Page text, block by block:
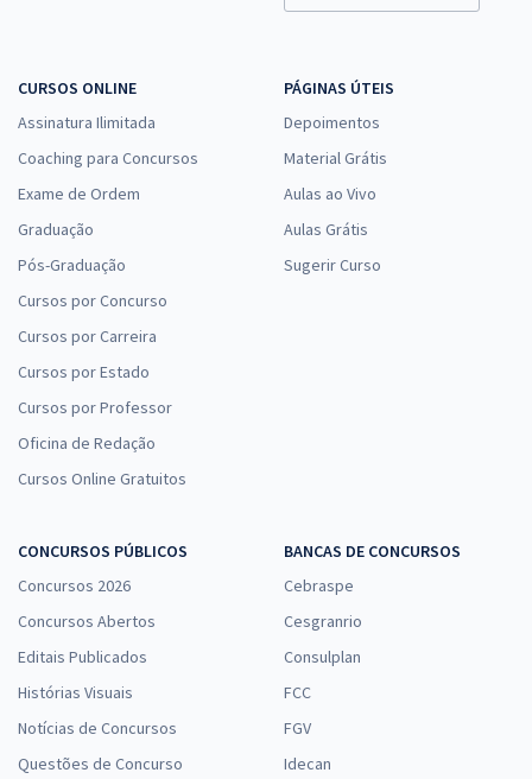
CURSOS ONLINE
Assinatura Ilimitada
Coaching para Concursos
Exame de Ordem
Graduação
Pós-Graduação
Cursos por Concurso
Cursos por Carreira
Cursos por Estado
Cursos por Professor
Oficina de Redação
Cursos Online Gratuitos
PÁGINAS ÚTEIS
Depoimentos
Material Grátis
Aulas ao Vivo
Aulas Grátis
Sugerir Curso
CONCURSOS PÚBLICOS
Concursos 2026
Concursos Abertos
Editais Publicados
Histórias Visuais
Notícias de Concursos
Questões de Concurso
BANCAS DE CONCURSOS
Cebraspe
Cesgranrio
Consulplan
FCC
FGV
Idecan